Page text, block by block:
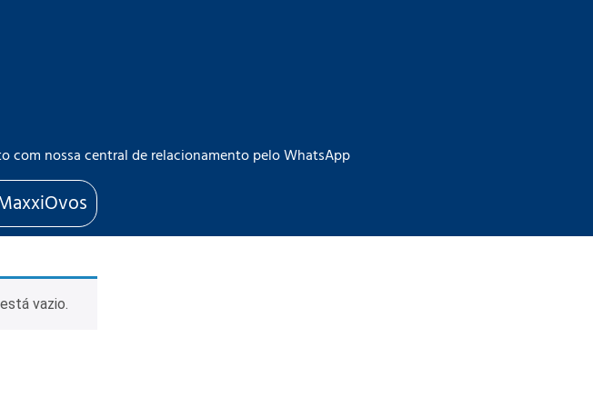
com nossa central de relacionamento pelo WhatsApp
vazio.